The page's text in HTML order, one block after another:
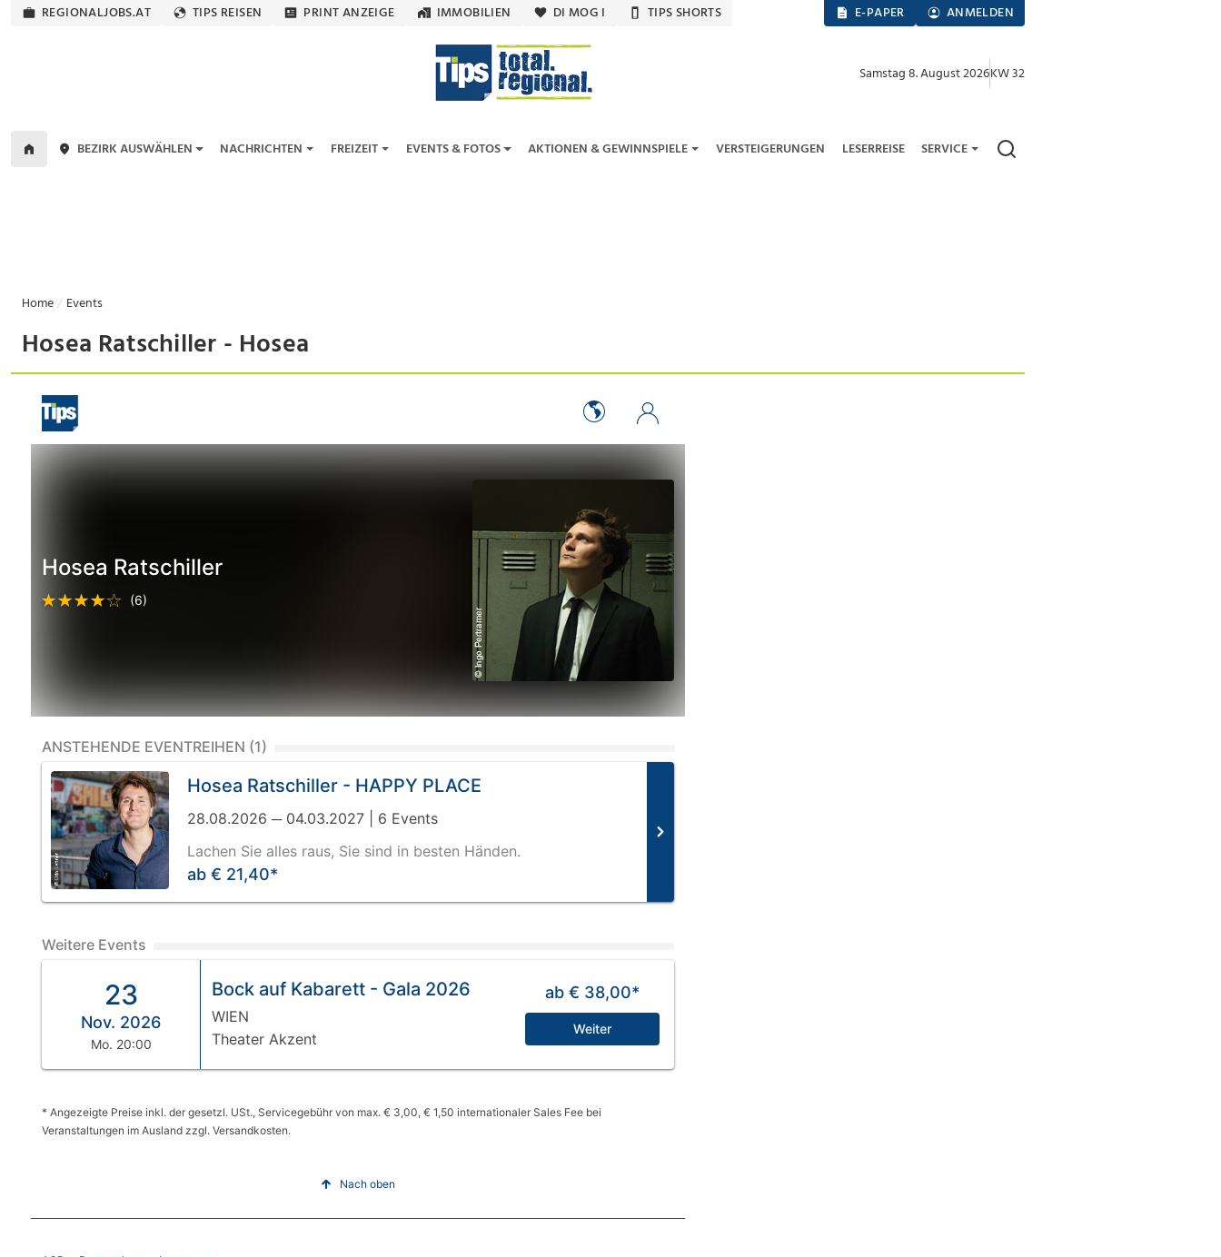
REGIONALJOBS.AT TIPS REISEN PRINT ANZEIGE IMMOBILIEN DI MOG I TIPS SHORTS E-PAPER ANMELDEN
Samstag 8. August 2026KW 32
BEZIRK AUSWÄHLEN NACHRICHTEN FREIZEIT EVENTS & FOTOS AKTIONEN & GEWINNSPIELE VERSTEIGERUNGEN LESERREISE SERVICE
Home Events
Hosea Ratschiller - Hosea